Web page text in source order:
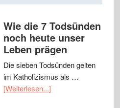
Wie die 7 Todsünden
noch heute unser
Leben prägen
Die sieben Todsünden gelten
im Katholizismus als …
[Weiterlesen...]